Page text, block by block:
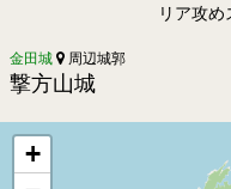
リア攻め
金田城 周辺城郭
撃方山城
+